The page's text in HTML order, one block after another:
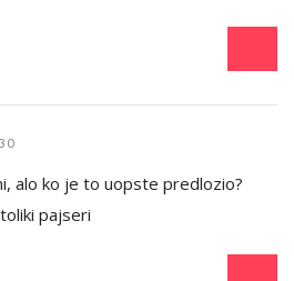
alo ko je to uopste predlozio?
pajseri